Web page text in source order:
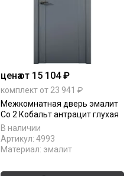
ценаот 15 104 ₽
комплект от 23 941 ₽
Межкомнатная дверь эмалит
Co 2 Кобальт антрацит глухая
В наличии
Артикул: 4993
Материал: эмалит